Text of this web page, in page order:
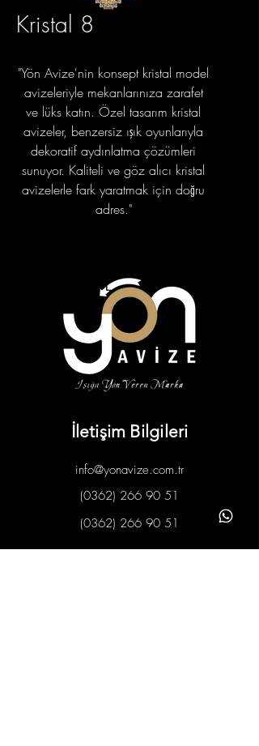
Kristal 8
"Yön Avize'nin konsept kristal model
avizeleriyle mekanlarınıza zarafet
ve lüks katın. Özel tasarım kristal
avizeler, benzersiz ışık oyunlarıyla
dekoratif aydınlatma çözümleri
sunuyor. Kaliteli ve göz alıcı kristal
avizelerle fark yaratmak için doğru
adres."
İletişim Bilgileri
info@yonavize.com.tr
(0362) 266 90 51
(0362) 266 90 51